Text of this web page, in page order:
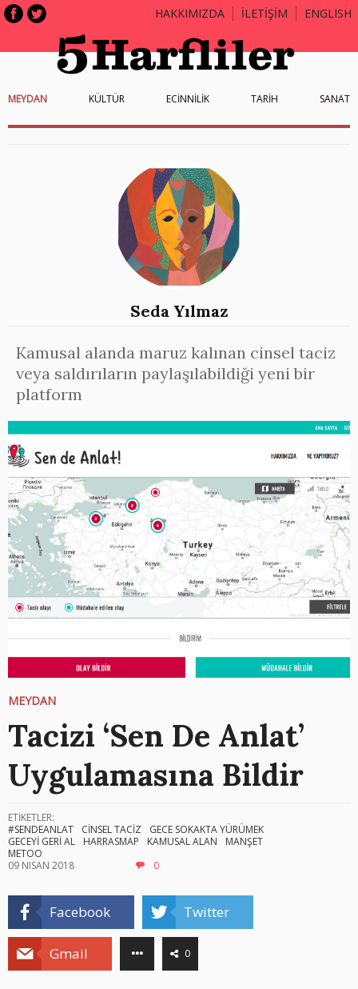
HAKKIMIZDA İLETİŞİM ENGLISH
MEYDAN KÜLTÜR ECİNNİLİK TARİH SANAT
Seda Yılmaz
Kamusal alanda maruz kalınan cinsel taciz
veya saldırıların paylaşılabildiği yeni bir
platform
MEYDAN
Tacizi ‘Sen De Anlat’
Uygulamasına Bildir
ETİKETLER:
#SENDEANLAT
CİNSEL TACİZ
GECE SOKAKTA YÜRÜMEK
GECEYİ GERİ AL
HARRASMAP KAMUSAL ALAN
MANŞET
METOO
09 NISAN 2018
0
Facebook Twitter
Gmail 0